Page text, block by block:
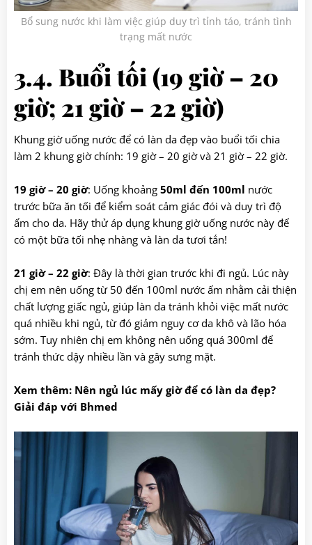
Bổ sung nước khi làm việc giúp duy trì tỉnh táo, tránh tình
trạng mất nước
3.4. Buổi tối (19 giờ – 20
giờ; 21 giờ – 22 giờ)
Khung giờ uống nước để có làn da đẹp vào buổi tối chia
làm 2 khung giờ chính: 19 giờ – 20 giờ và 21 giờ – 22 giờ.
19 giờ – 20 giờ: Uống khoảng 50ml đến 100ml nước
trước bữa ăn tối để kiểm soát cảm giác đói và duy trì độ
ẩm cho da. Hãy thử áp dụng khung giờ uống nước này để
có một bữa tối nhẹ nhàng và làn da tươi tắn!
21 giờ – 22 giờ: Đây là thời gian trước khi đi ngủ. Lúc này
chị em nên uống từ 50 đến 100ml nước ấm nhằm cải thiện
chất lượng giấc ngủ, giúp làn da tránh khỏi việc mất nước
quá nhiều khi ngủ, từ đó giảm nguy cơ da khô và lão hóa
sớm. Tuy nhiên chị em không nên uống quá 300ml để
tránh thức dậy nhiều lần và gây sưng mặt.
Xem thêm: Nên ngủ lúc mấy giờ để có làn da đẹp?
Giải đáp với Bhmed